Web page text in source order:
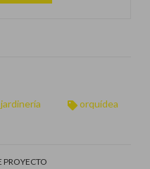
jardinería orquídea
PROYECTO